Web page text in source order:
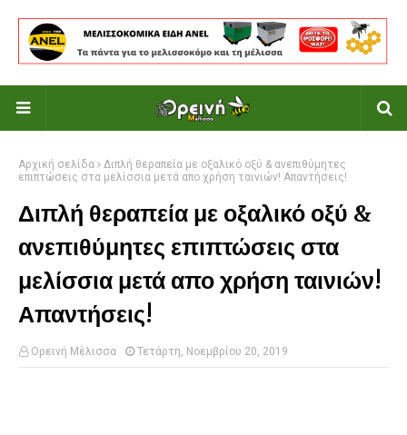
Αρχική σελίδα
Διπλή θεραπεία με οξαλικό οξύ & ανεπιθύμητες
επιπτώσεις στα μελίσσια μετά απο χρήση ταινιών! Απαντήσεις!
Διπλή θεραπεία με οξαλικό οξύ &
ανεπιθύμητες επιπτώσεις στα
μελίσσια μετά απο χρήση ταινιών!
Απαντήσεις!
Ορεινή Μέλισσα Τετάρτη, Νοεμβρίου 20, 2019